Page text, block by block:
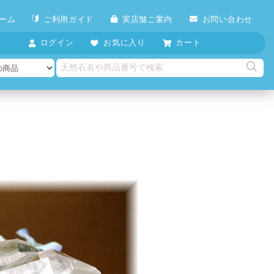
ム ご利用ガイド 実店舗ご案内 お問い合わせ
ログイン お気に入り カート